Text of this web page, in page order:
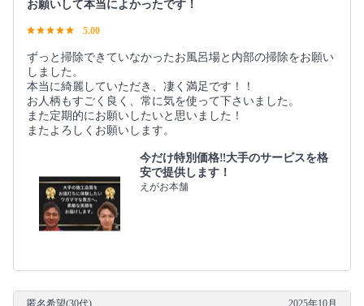
お願いして本当によかったです！
5.00
ずっと掃除できていなかったお風呂場と内部の掃除をお願い
しました。
本当に綺麗していただき、凄く満足です！！
お人柄もすごく良く、常に気を使って下さいました。
また定期的にお願いしたいと思いました！
またよろしくお願いします。
今だけ特別価格‼️大手のサービスを格
安で提供します！
えがお本舗